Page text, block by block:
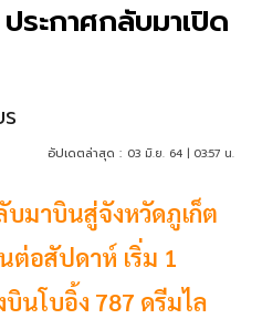
ระกาศกลับมาเปิด
อัปเดตล่าสุด : 03 มิ.ย. 64 | 03:57 น.
บมาบินสู่จังหวัดภูเก็ต
ต่อสัปดาห์ เริ่ม 1
นโบอิ้ง 787 ดรีมไล